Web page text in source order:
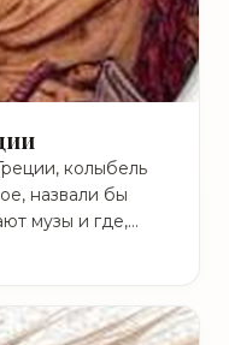
колыбель
назвали бы
музы и где,